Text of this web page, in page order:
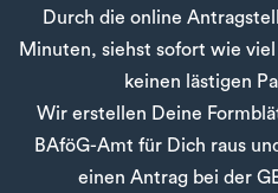
Durch die online
Minuten, siehst sofort wie
keinen lästigen
Wir erstellen Deine
BAföG-Amt für Dich raus
einen Antrag bei der